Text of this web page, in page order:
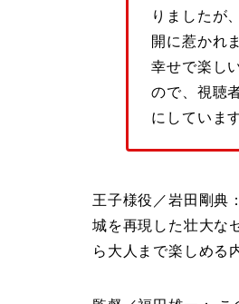
りましたが
開に惹かれ
幸せで楽し
ので、視聴
にしていま
王子様役／岩田剛典
城を再現した壮大な
ら大人まで楽しめる